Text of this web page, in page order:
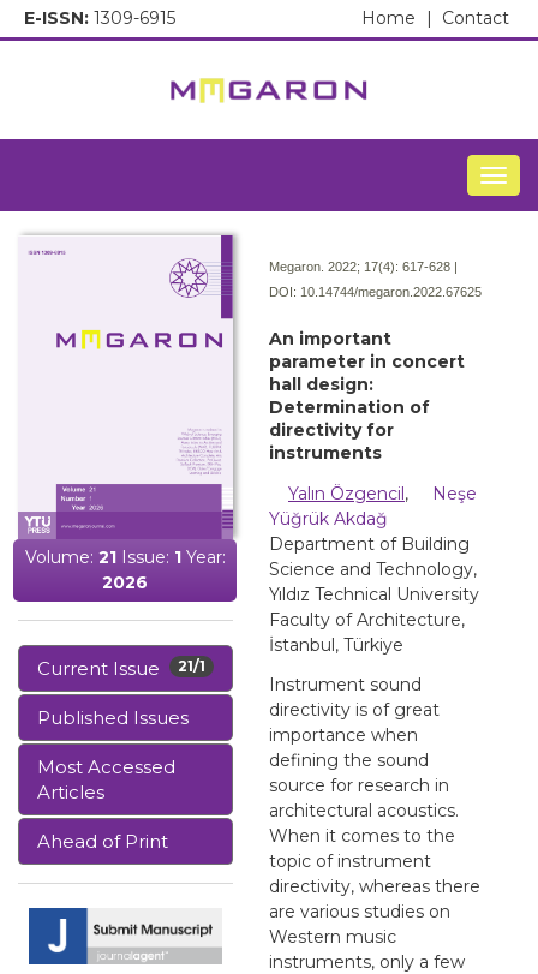
E-ISSN: 1309-6915 Contact
Home |
Volume: 21Issue: 1Year:
2026
21/1
Current Issue
Published Issues
Most Accessed
Articles
Ahead of Print
Megaron. 2022; 17(4): 617-628 |
DOI: 10.14744/megaron.2022.67625
An important
parameter in concert
hall design:
Determination of
directivity for
instruments
Yalın Özgencil,
Neşe
Yüğrük Akdağ
Department of Building
Science and Technology,
Yıldız Technical University
Faculty of Architecture,
İstanbul, Türkiye
Instrument sound
directivity is of great
importance when
defining the sound
source for research in
architectural acoustics.
When it comes to the
topic of instrument
directivity, whereas there
are various studies on
Western music
instruments, only a few